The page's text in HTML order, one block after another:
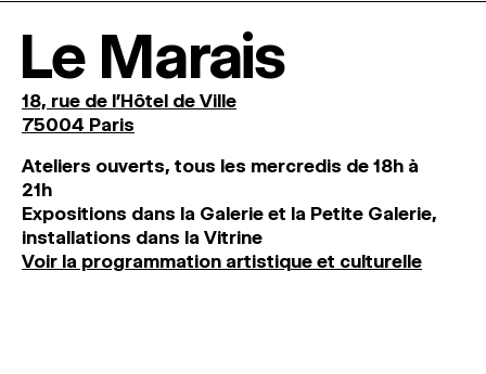
Le Marais
18, rue de l'Hôtel de Ville
75004 Paris
Ateliers ouverts, tous les mercredis de 18h à
21h
Expositions dans la Galerie et la Petite Galerie,
installations dans la Vitrine
Voir la programmation artistique et culturelle